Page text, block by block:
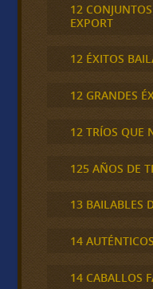
12
EXPORT
12 ÉXITOS
12 GRANDES
12 TRÍOS QUE
125 AÑOS DE
13 BAILABLES
14
14 CABALLOS